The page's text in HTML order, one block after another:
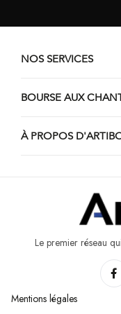
NOS SERVICES
BOURSE AUX
À PROPOS
Le premier réseau
Mentions légales